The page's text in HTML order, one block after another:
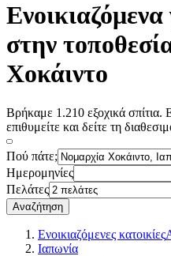
στην
Χοκάιντο
Βρήκαμε 1.210 εξοχικά σπίτια.
επιθυμείτε και δείτε τη
Πού πάτε;
Ημερομηνίες
Πελάτες
Αναζήτηση
Ενοικιαζόμενες κατοικίες
Ιαπωνία